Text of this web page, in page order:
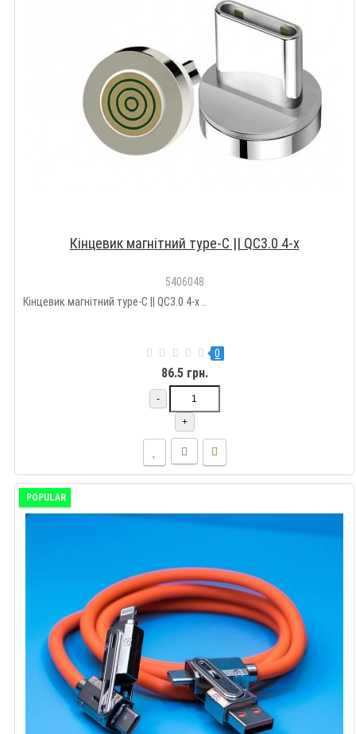
Кінцевик магнітний тype-C || QC3.0 4-x
5406048
Кінцевик магнітний тype-C || QC3.0 4-x ..
0
86.5 грн.
-
+
POPULAR